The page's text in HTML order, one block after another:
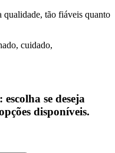
qualidade, tão fiáveis quanto
cuidado,
escolha se deseja
disponíveis.